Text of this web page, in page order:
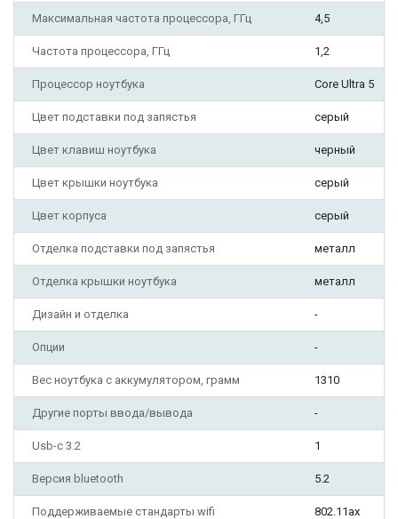
Максимальная частота процессора, ГГц 4,5
Частота процессора, ГГц 1,2
Процессор ноутбука Core Ultra 5
Цвет подставки под запястья серый
Цвет клавиш ноутбука черный
Цвет крышки ноутбука серый
Цвет корпуса серый
Отделка подставки под запястья металл
Отделка крышки ноутбука металл
Дизайн и отделка -
Опции -
Вес ноутбука с аккумулятором, грамм 1310
Другие порты ввода/вывода -
Usb-c 3.2 1
Версия bluetooth 5.2
Поддерживаемые стандарты wifi 802.11ax